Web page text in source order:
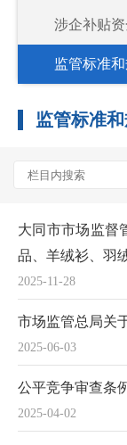
涉企补贴资
监管标准和
监管标准和
2025-11-28
大同市市场监督
品、羊绒衫、羽
2025-06-03
市场监管总局关
2025-04-02
公平竞争审查条